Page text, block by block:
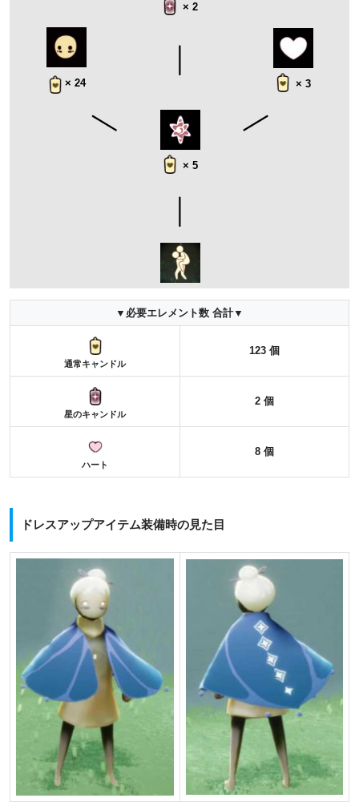
× 2
× 24 × 3
× 5
▼必要エレメント数 合計▼
通常キャンドル
123 個
星のキャンドル
2 個
ハート
8 個
ドレスアップアイテム装備時の見た目